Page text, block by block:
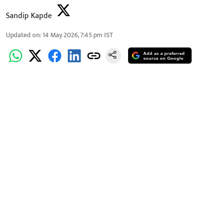
Sandip Kapde
Updated on:14 May 2026, 7:45 pm IST
Add as a preferred
source on Google